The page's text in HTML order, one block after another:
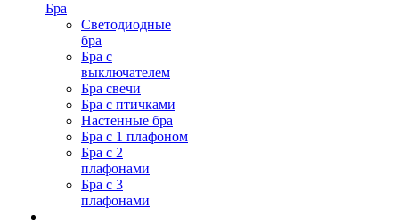
Бра
Светодиодные
бра
Бра с
выключателем
Бра свечи
Бра с птичками
Настенные бра
Бра с 1 плафоном
Бра с 2
плафонами
Бра с 3
плафонами